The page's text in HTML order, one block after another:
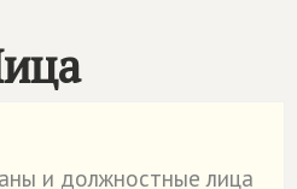
и должностные лица